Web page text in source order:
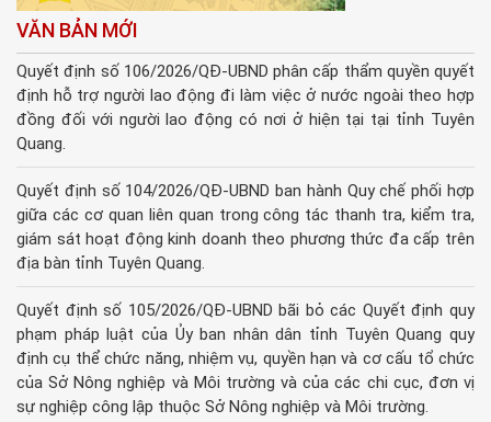
VĂN BẢN MỚI
Quyết định số 106/2026/QĐ-UBND phân cấp thẩm quyền quyết
định hỗ trợ người lao động đi làm việc ở nước ngoài theo hợp
đồng đối với người lao động có nơi ở hiện tại tại tỉnh Tuyên
Quang.
Quyết định số 104/2026/QĐ-UBND ban hành Quy chế phối hợp
giữa các cơ quan liên quan trong công tác thanh tra, kiểm tra,
giám sát hoạt động kinh doanh theo phương thức đa cấp trên
địa bàn tỉnh Tuyên Quang.
Quyết định số 105/2026/QĐ-UBND bãi bỏ các Quyết định quy
phạm pháp luật của Ủy ban nhân dân tỉnh Tuyên Quang quy
định cụ thể chức năng, nhiệm vụ, quyền hạn và cơ cấu tổ chức
của Sở Nông nghiệp và Môi trường và của các chi cục, đơn vị
sự nghiệp công lập thuộc Sở Nông nghiệp và Môi trường.